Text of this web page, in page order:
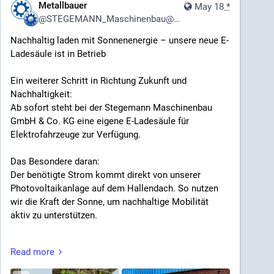
#MadeInMünsterland
#70erJahre
#Oldtimer #Agrargeschichte #Landmaschinenhandel
#Lemken #Amazone #Kemper #Niemeyer #Rabe
#Gerleve
how, moderner Fertigungstechnik und praxisnaher
Erfahrung entstehen Lösungen, die nicht nur
funktionieren, sondern nachhaltig überzeugen.
#Anlagenbau #Metallbau #Schweißtechnik
#DINEN1090 #Schweißfachbetrieb
#Fertigung #Prototypenbau #Einzelfertigung
#Kleinserien #Engineering #Produktentwicklung
#Sonderkonstruktion #MadeInGermany
May 18 *
Metallbauer
@STEGEMANN_Maschinenbau@pixhub.social
Nachhaltig laden mit Sonnenenergie – unsere neue E-
Ladesäule ist in Betrieb
Ein weiterer Schritt in Richtung Zukunft und
Nachhaltigkeit:
Ab sofort steht bei der Stegemann Maschinenbau
GmbH & Co. KG eine eigene E-Ladesäule für
Elektrofahrzeuge zur Verfügung.
Das Besondere daran:
Der benötigte Strom kommt direkt von unserer
Photovoltaikanlage auf dem Hallendach. So nutzen
wir die Kraft der Sonne, um nachhaltige Mobilität
aktiv zu unterstützen.
Mit unserer Solaranlage erzeugen wir täglich saubere
Read more